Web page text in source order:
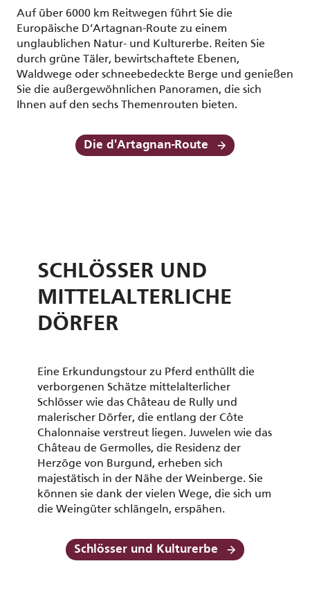
Auf über 6000 km Reitwegen führt Sie die
Europäische D’Artagnan-Route zu einem
unglaublichen Natur- und Kulturerbe. Reiten Sie
durch grüne Täler, bewirtschaftete Ebenen,
Waldwege oder schneebedeckte Berge und genießen
Sie die außergewöhnlichen Panoramen, die sich
Ihnen auf den sechs Themenrouten bieten.
Die d'Artagnan-Route
SCHLÖSSER UND
MITTELALTERLICHE
DÖRFER
Eine Erkundungstour zu Pferd enthüllt die
verborgenen Schätze mittelalterlicher
Schlösser wie das Château de Rully und
malerischer Dörfer, die entlang der Côte
Chalonnaise verstreut liegen. Juwelen wie das
Château de Germolles, die Residenz der
Herzöge von Burgund, erheben sich
majestätisch in der Nähe der Weinberge. Sie
können sie dank der vielen Wege, die sich um
die Weingüter schlängeln, erspähen.
Schlösser und Kulturerbe